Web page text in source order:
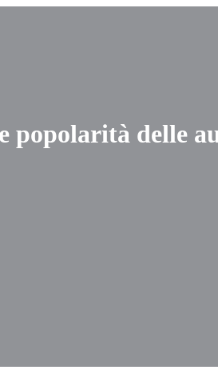
popolarità delle